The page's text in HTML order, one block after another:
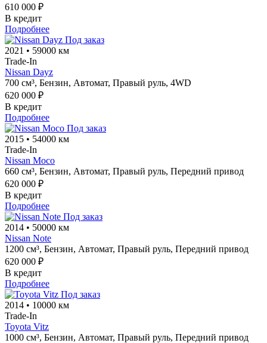
610 000 ₽
В кредит
Подробнее
Под заказ
2021 • 59000 км
Trade-In
Nissan Dayz
700 см³, Бензин, Автомат, Правый руль, 4WD
620 000 ₽
В кредит
Подробнее
Под заказ
2015 • 54000 км
Trade-In
Nissan Moco
660 см³, Бензин, Автомат, Правый руль, Передний привод
620 000 ₽
В кредит
Подробнее
Под заказ
2014 • 50000 км
Nissan Note
1200 см³, Бензин, Автомат, Правый руль, Передний привод
620 000 ₽
В кредит
Подробнее
Под заказ
2014 • 10000 км
Trade-In
Toyota Vitz
1000 см³, Бензин, Автомат, Правый руль, Передний привод